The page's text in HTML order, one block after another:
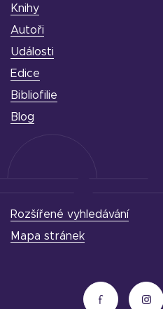
Knihy
Autoři
Události
Edice
Bibliofilie
Blog
Rozšířené vyhledávání
Mapa stránek